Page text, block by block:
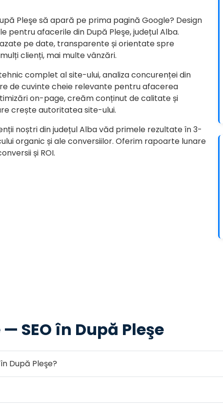
Pleşe să apară pe prima pagină Google? Design
pentru afacerile din După Pleşe, județul Alba.
pe date, transparente și orientate spre
clienți, mai multe vânzări.
complet al site-ului, analiza concurenței din
de cuvinte cheie relevante pentru afacerea
on-page, creăm conținut de calitate și
crește autoritatea site-ului.
noștri din județul Alba văd primele rezultate în 3-
organic și ale conversiilor. Oferim rapoarte lunare
și ROI.
SEO în După Pleşe
După Pleşe?